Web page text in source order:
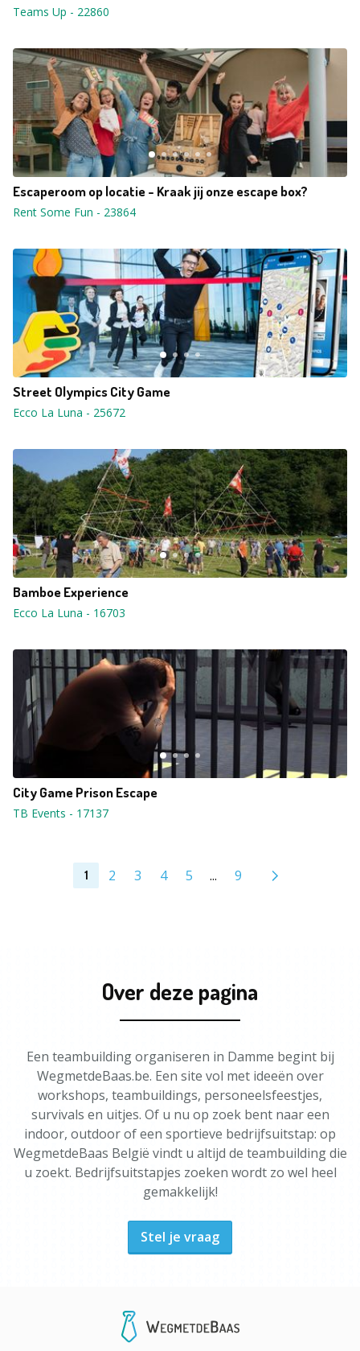
Teams Up - 22860
Escaperoom op locatie - Kraak jij onze escape box?
Rent Some Fun - 23864
Street Olympics City Game
Ecco La Luna - 25672
Bamboe Experience
Ecco La Luna - 16703
City Game Prison Escape
TB Events - 17137
1 2 3 4 5 ... 9
Over deze pagina
Een teambuilding organiseren in Damme begint bij
WegmetdeBaas.be. Een site vol met ideeën over
workshops, teambuildings, personeelsfeestjes,
survivals en uitjes. Of u nu op zoek bent naar een
indoor, outdoor of een sportieve bedrijfsuitstap: op
WegmetdeBaas België vindt u altijd de teambuilding die
u zoekt. Bedrijfsuitstapjes zoeken wordt zo wel heel
gemakkelijk!
Stel je vraag